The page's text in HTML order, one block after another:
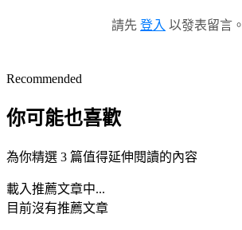
請先 登入 以發表留言。
Recommended
你可能也喜歡
為你精選 3 篇值得延伸閱讀的內容
載入推薦文章中...
目前沒有推薦文章